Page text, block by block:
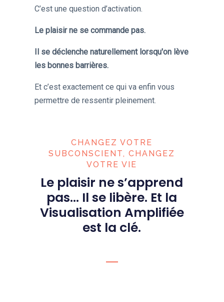
C’est une question d’activation.
Le plaisir ne se commande pas.
Il se déclenche naturellement lorsqu'on lève
les bonnes barrières.
Et c’est exactement ce qui va enfin vous
permettre de ressentir pleinement.
CHANGEZ VOTRE
SUBCONSCIENT, CHANGEZ
VOTRE VIE
Le plaisir ne s’apprend
pas… Il se libère. Et la
Visualisation Amplifiée
est la clé.